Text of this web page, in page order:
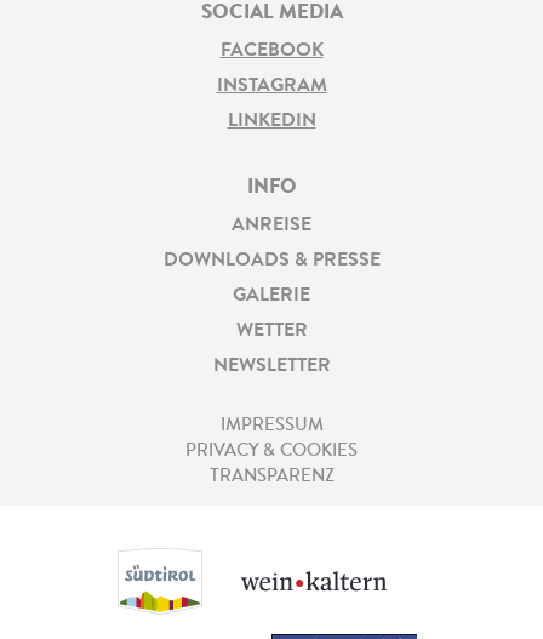
SOCIAL MEDIA
FACEBOOK
INSTAGRAM
LINKEDIN
INFO
ANREISE
DOWNLOADS & PRESSE
GALERIE
WETTER
NEWSLETTER
IMPRESSUM
PRIVACY & COOKIES
TRANSPARENZ